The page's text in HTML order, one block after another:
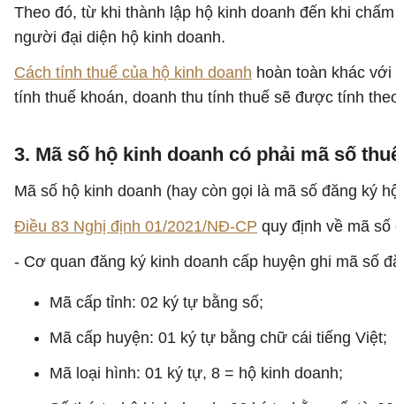
Theo đó, từ khi thành lập hộ kinh doanh đến khi
người đại diện hộ kinh doanh.
Cách tính thuế của hộ kinh doanh hoàn toàn khác
tính thuế khoán, doanh thu tính thuế sẽ được tính
3. Mã số hộ kinh doanh có phải mã số
Mã số hộ kinh doanh (hay còn gọi là mã số đăng ký
Điều 83 Nghị định 01/2021/NĐ-CP quy định về mã
- Cơ quan đăng ký kinh doanh cấp huyện ghi mã số
Mã cấp tỉnh: 02 ký tự bằng số;
Mã cấp huyện: 01 ký tự bằng chữ cái tiếng Việt;
Mã loại hình: 01 ký tự, 8 = hộ kinh doanh;